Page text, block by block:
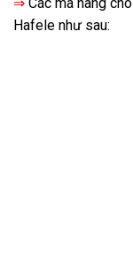
Hafele như sau: